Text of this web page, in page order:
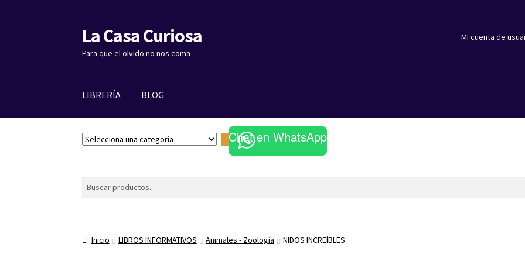
Ir
a
la
Ir
al
contenido
La Casa Curiosa
Para que el olvido no nos coma
Mi cuenta de
LIBRERÍA BLOG
S
e
n
Chat en WhatsApp
Buscar
Inicio LIBROS INFORMATIVOS Animales - Zoología NIDOS INCREÍBLES